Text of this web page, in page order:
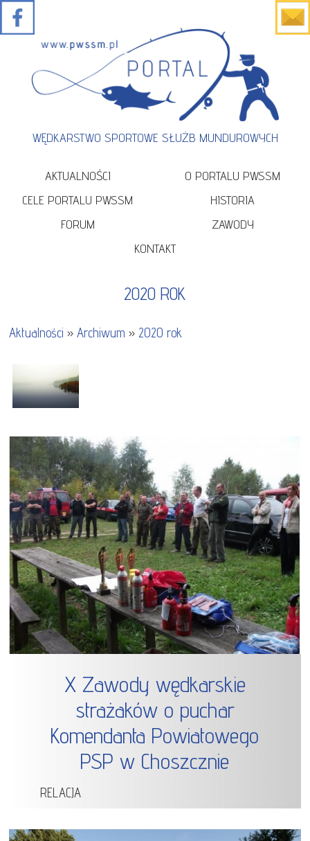
WĘDKARSTWO SPORTOWE SŁUŻB MUNDUROWYCH
AKTUALNOŚCI
O PORTALU PWSSM
CELE PORTALU PWSSM
HISTORIA
FORUM
ZAWODY
KONTAKT
2020 ROK
Aktualności »Archiwum » 2020 rok
X Zawody wędkarskie
strażaków o puchar
Komendanta Powiatowego
PSP w Choszcznie
RELACJA